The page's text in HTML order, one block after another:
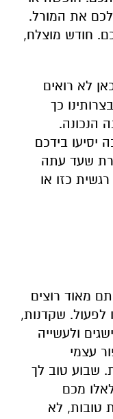
לכם את המורל.
חודש מוצלח,
לא רואים
כך
הנכונה.
יסיעו בידכם
שעד עתה
כזו או
מאוד רוצים
לפעול. שקדנות,
ולעשייה
עצמי
שבוע טוב לך
מכם
טובות, לא